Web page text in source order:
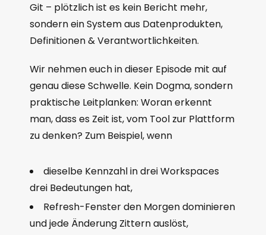
Git – plötzlich ist es kein Bericht mehr,
sondern ein System aus Datenprodukten,
Definitionen & Verantwortlichkeiten.
Wir nehmen euch in dieser Episode mit auf
genau diese Schwelle. Kein Dogma, sondern
praktische Leitplanken: Woran erkennt
man, dass es Zeit ist, vom Tool zur Plattform
zu denken? Zum Beispiel, wenn
dieselbe Kennzahl in drei Workspaces
drei Bedeutungen hat,
Refresh-Fenster den Morgen dominieren
und jede Änderung Zittern auslöst,